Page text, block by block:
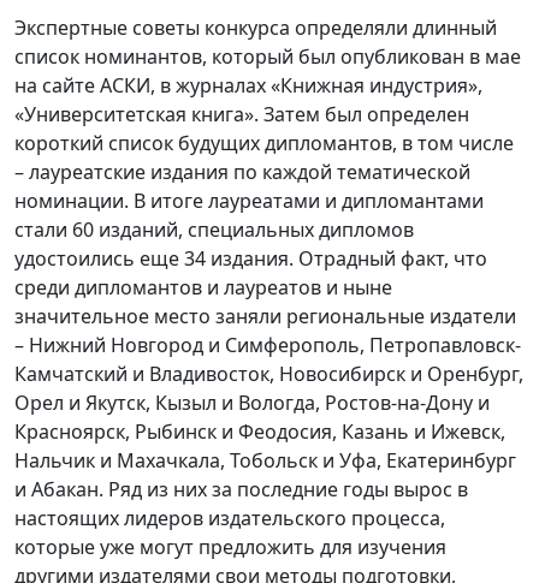
Экспертные советы конкурса определяли длинный
список номинантов, который был опубликован в мае
на сайте АСКИ, в журналах «Книжная индустрия»,
«Университетская книга». Затем был определен
короткий список будущих дипломантов, в том числе
– лауреатские издания по каждой тематической
номинации. В итоге лауреатами и дипломантами
стали 60 изданий, специальных дипломов
удостоились еще 34 издания. Отрадный факт, что
среди дипломантов и лауреатов и ныне
значительное место заняли региональные издатели
– Нижний Новгород и Симферополь, Петропавловск-
Камчатский и Владивосток, Новосибирск и Оренбург,
Орел и Якутск, Кызыл и Вологда, Ростов-на-Дону и
Красноярск, Рыбинск и Феодосия, Казань и Ижевск,
Нальчик и Махачкала, Тобольск и Уфа, Екатеринбург
и Абакан. Ряд из них за последние годы вырос в
настоящих лидеров издательского процесса,
которые уже могут предложить для изучения
другими издателями свои методы подготовки,